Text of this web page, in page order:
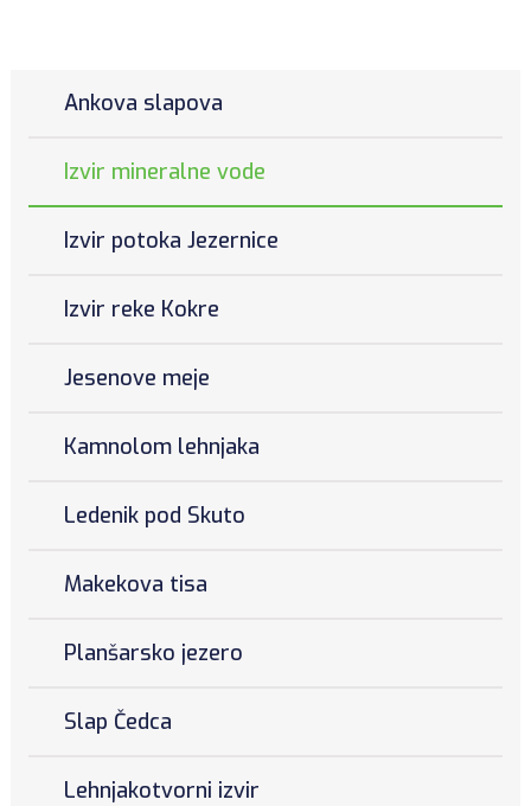
Ankova slapova
Izvir mineralne vode
Izvir potoka Jezernice
Izvir reke Kokre
Jesenove meje
Kamnolom lehnjaka
Ledenik pod Skuto
Makekova tisa
Planšarsko jezero
Slap Čedca
Lehnjakotvorni izvir